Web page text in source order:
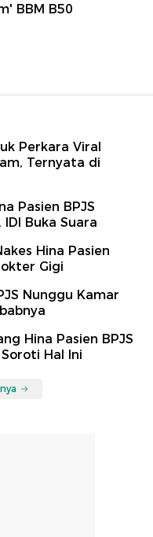
BBM B50
Perkara Viral
Ternyata di
Pasien BPJS
Buka Suara
Hina Pasien
Gigi
Nunggu Kamar
Hina Pasien BPJS
Hal Ini